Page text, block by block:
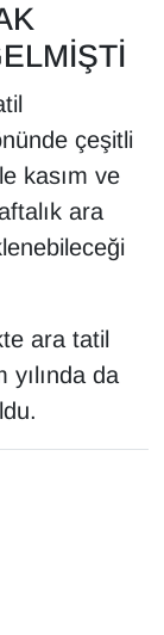
çeşitli
kasım ve
ara
ara tatil
yılında da